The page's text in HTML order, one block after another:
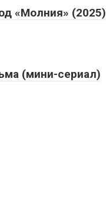
«Молния» (2025)
(мини-сериал)